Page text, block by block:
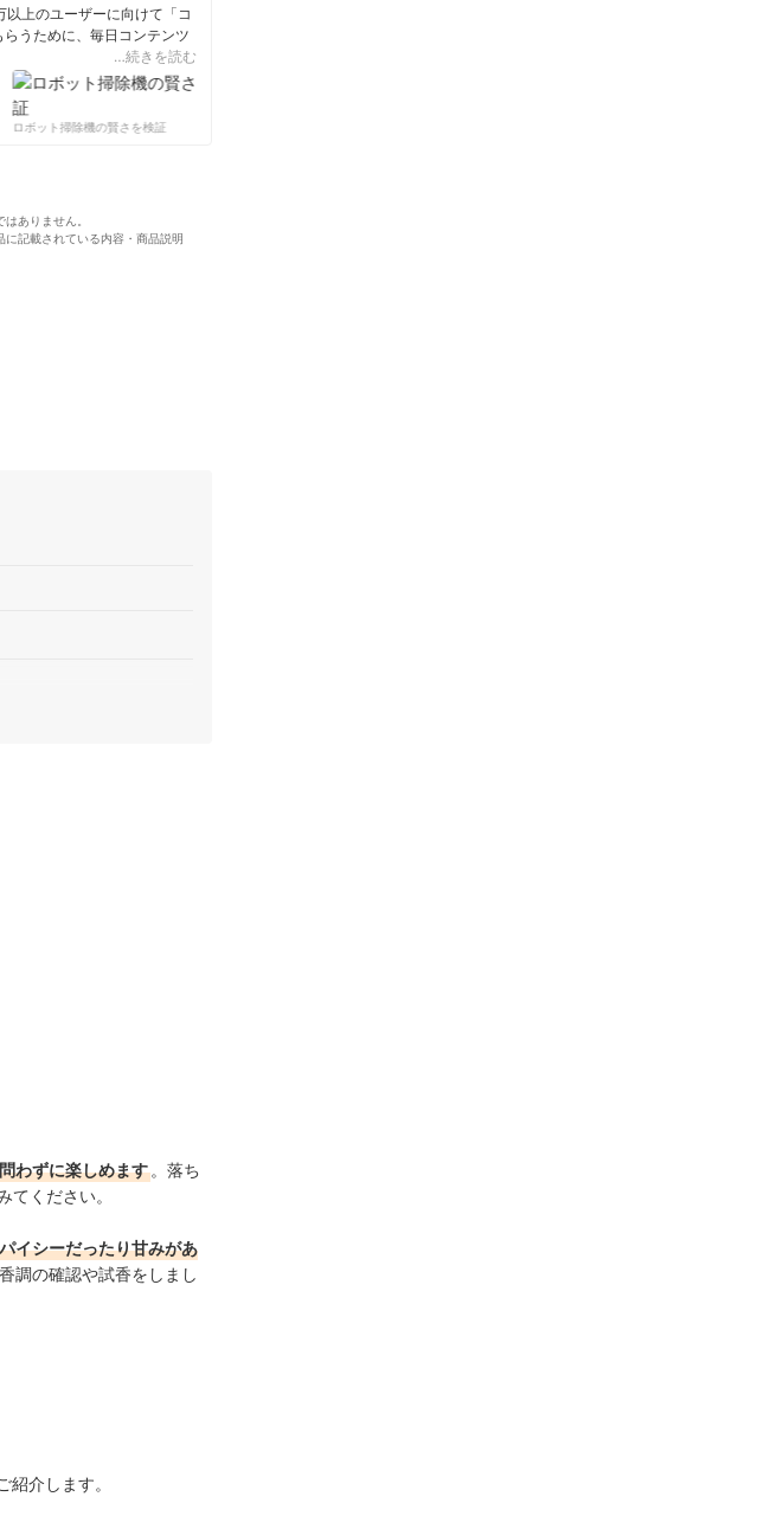
上のユーザーに向けて「コ
うために、毎日コンテンツ
…続きを読む
ロボット掃除機の賢さを検証
ありません。
記載されている内容・商品説明
わずに楽しめます。落ち
ください。
イシーだったり甘みがあ
調の確認や試香をしまし
紹介します。